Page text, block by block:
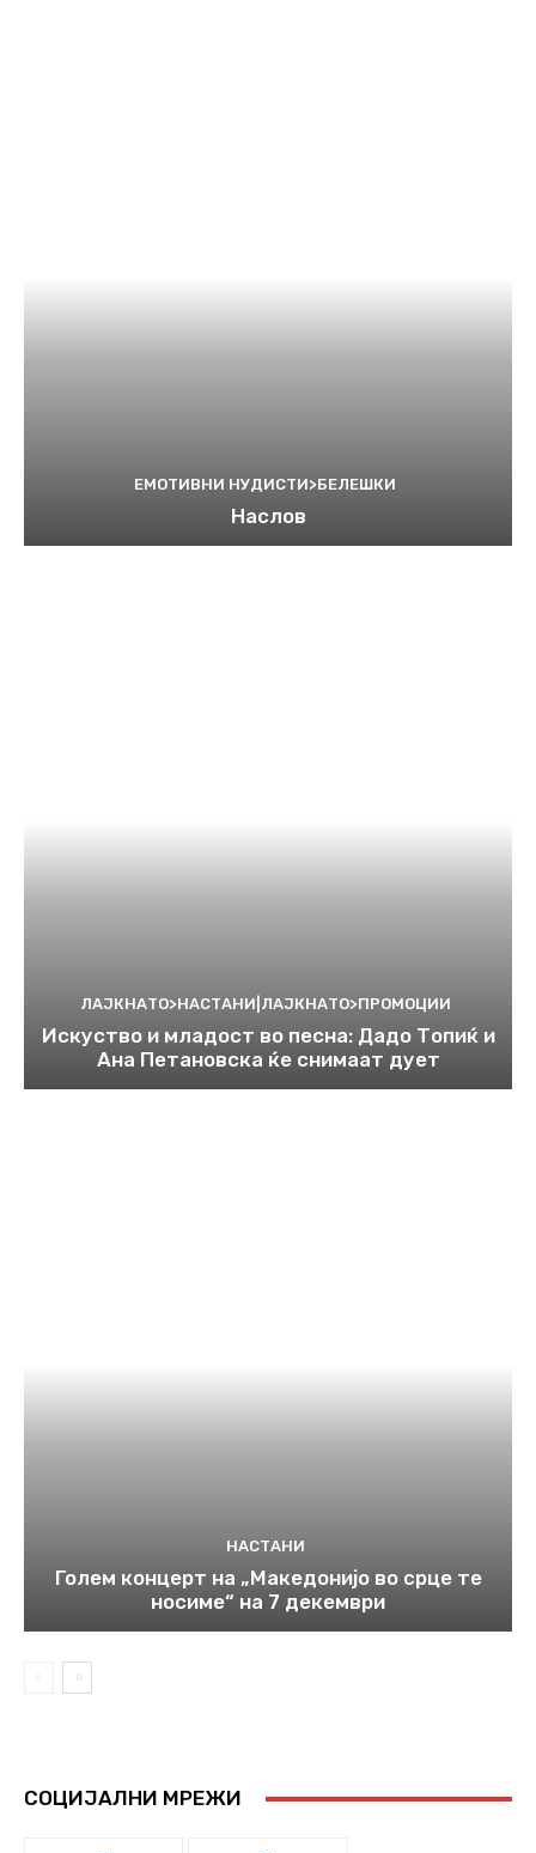
ЕМОТИВНИ НУДИСТИ>БЕЛЕШКИ
Наслов
ЛАЈКНАТО>НАСТАНИ|ЛАЈКНАТО>ПРОМОЦИИ
Искуство и младост во песна: Дадо Топиќ и
Ана Петановска ќе снимаат дует
НАСТАНИ
Голем концерт на „Македонијо во срце те
носиме“ на 7 декември
СОЦИЈАЛНИ МРЕЖИ